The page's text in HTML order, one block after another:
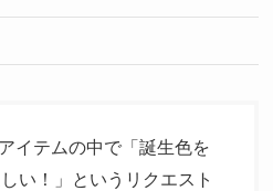
イテムの中で「誕生色を
い！」というリクエスト